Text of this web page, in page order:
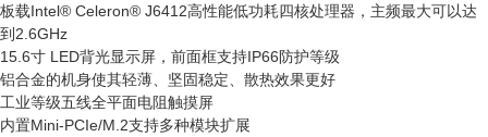
板载Intel® Celeron® J6412高性能低功耗四核处理器，主频最大可以达
到2.6GHz
15.6寸 LED背光显示屏，前面框支持IP66防护等级
铝合金的机身使其轻薄、坚固稳定、散热效果更好
工业等级五线全平面电阻触摸屏
内置Mini-PCIe/M.2支持多种模块扩展